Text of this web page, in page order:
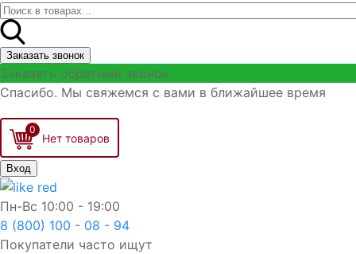
Заказать звонок
Заказать обратный звонок
Спасибо. Мы свяжемся с вами в ближайшее время
0
Вход
Пн-Вс 10:00 - 19:00
8 (800) 100 - 08 - 94
Покупатели часто ищут